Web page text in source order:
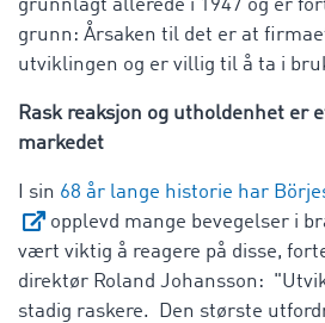
grunnlagt allerede i 1947 og er
grunn: Årsaken til det er at
utviklingen og er villig til å ta i
Rask reaksjon og utholdenhet er
markedet
I sin 68 år lange historie har
opplevd mange bevegelser i
vært viktig å reagere på disse,
direktør Roland Johansson:
stadig raskere. Den største